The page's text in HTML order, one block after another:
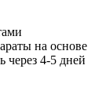
на основе
через 4-5 дней